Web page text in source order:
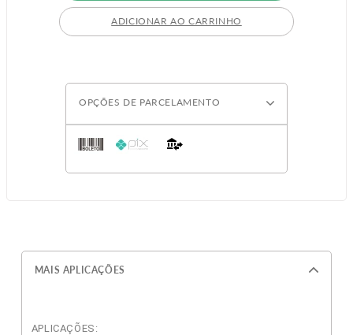
ADICIONAR AO CARRINHO
OPÇÕES DE PARCELAMENTO
MAIS APLICAÇÕES
APLICAÇÕES: